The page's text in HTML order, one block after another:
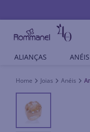
ALIANÇAS ANÉIS
Joias Anéis